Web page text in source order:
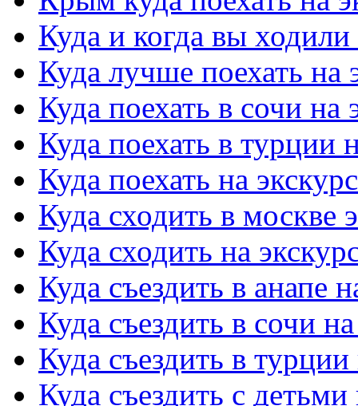
Куда и когда вы
Куда лучше поехать на
Куда поехать в сочи на
Куда поехать в турции
Куда поехать на
Куда сходить в москве
Куда сходить на
Куда съездить в анапе
Куда съездить в сочи
Куда съездить в
Куда съездить с